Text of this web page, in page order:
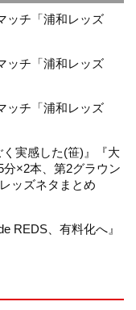
h
a
n
ッチ「浦和レッズ
ッチ「浦和レッズ
ッチ「浦和レッズ
く実感した(笹)』『大
×2本、第2グラウン
ッズネタまとめ
REDS、有料化へ』